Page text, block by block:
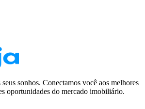
sonhos. Conectamos você aos melhores
oportunidades do mercado imobiliário.